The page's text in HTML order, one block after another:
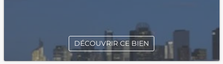
DÉCOUVRIR CE BIEN